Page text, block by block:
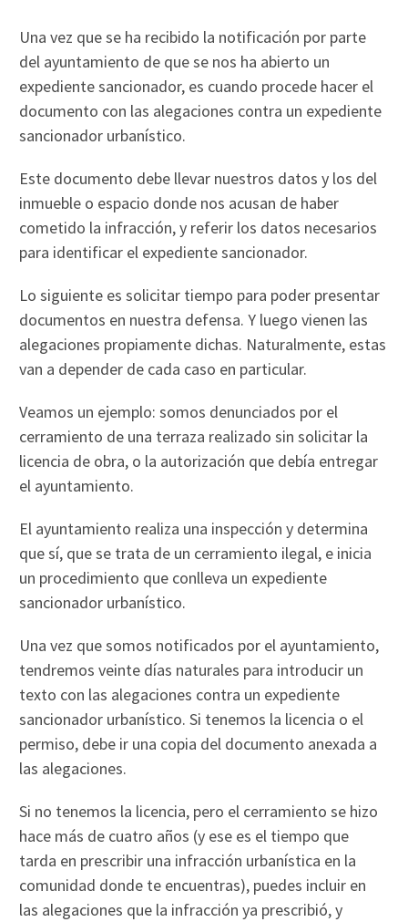
Una vez que se ha recibido la notificación por parte
del ayuntamiento de que se nos ha abierto un
expediente sancionador, es cuando procede hacer el
documento con las alegaciones contra un expediente
sancionador urbanístico.
Este documento debe llevar nuestros datos y los del
inmueble o espacio donde nos acusan de haber
cometido la infracción, y referir los datos necesarios
para identificar el expediente sancionador.
Lo siguiente es solicitar tiempo para poder presentar
documentos en nuestra defensa. Y luego vienen las
alegaciones propiamente dichas. Naturalmente, estas
van a depender de cada caso en particular.
Veamos un ejemplo: somos denunciados por el
cerramiento de una terraza realizado sin solicitar la
licencia de obra, o la autorización que debía entregar
el ayuntamiento.
El ayuntamiento realiza una inspección y determina
que sí, que se trata de un cerramiento ilegal, e inicia
un procedimiento que conlleva un expediente
sancionador urbanístico.
Una vez que somos notificados por el ayuntamiento,
tendremos veinte días naturales para introducir un
texto con las alegaciones contra un expediente
sancionador urbanístico. Si tenemos la licencia o el
permiso, debe ir una copia del documento anexada a
las alegaciones.
Si no tenemos la licencia, pero el cerramiento se hizo
hace más de cuatro años (y ese es el tiempo que
tarda en prescribir una infracción urbanística en la
comunidad donde te encuentras), puedes incluir en
las alegaciones que la infracción ya prescribió, y